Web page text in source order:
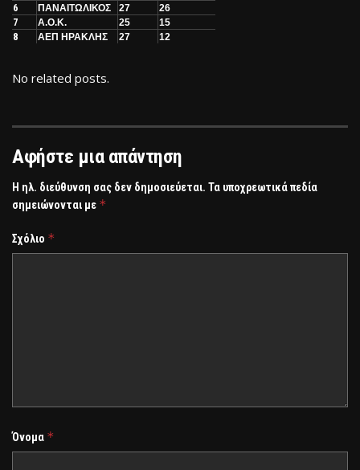
6 ΠΑΝΑΙΤΩΛΙΚΟΣ 27 26
7 Α.Ο.Κ. 25 15
8 ΑΕΠ ΗΡΑΚΛΗΣ 27 12
No related posts.
Αφήστε μια απάντηση
Η ηλ. διεύθυνση σας δεν δημοσιεύεται. Τα υποχρεωτικά πεδία
σημειώνονται με *
Σχόλιο *
Όνομα *